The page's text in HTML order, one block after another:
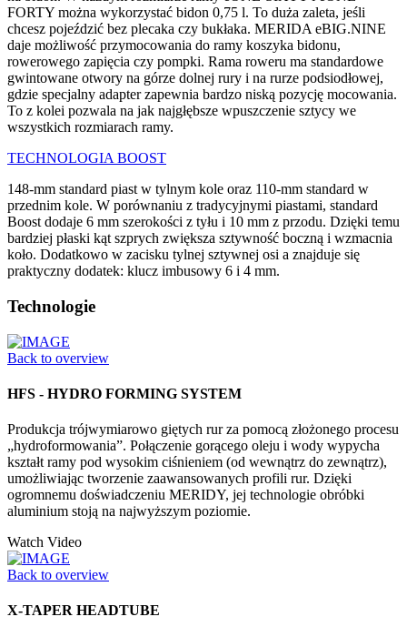
FORTY można wykorzystać bidon 0,75 l. To duża zaleta, jeśli
chcesz pojeździć bez plecaka czy bukłaka. MERIDA eBIG.NINE
daje możliwość przymocowania do ramy koszyka bidonu,
rowerowego zapięcia czy pompki. Rama roweru ma standardowe
gwintowane otwory na górze dolnej rury i na rurze podsiodłowej,
gdzie specjalny adapter zapewnia bardzo niską pozycję mocowania.
To z kolei pozwala na jak najgłębsze wpuszczenie sztycy we
wszystkich rozmiarach ramy.
TECHNOLOGIA BOOST
148-mm standard piast w tylnym kole oraz 110-mm standard w
przednim kole. W porównaniu z tradycyjnymi piastami, standard
Boost dodaje 6 mm szerokości z tyłu i 10 mm z przodu. Dzięki temu
bardziej płaski kąt szprych zwiększa sztywność boczną i wzmacnia
koło. Dodatkowo w zacisku tylnej sztywnej osi a znajduje się
praktyczny dodatek: klucz imbusowy 6 i 4 mm.
Technologie
Back to overview
HFS - HYDRO FORMING SYSTEM
Produkcja trójwymiarowo giętych rur za pomocą złożonego procesu
„hydroformowania”. Połączenie gorącego oleju i wody wypycha
kształt ramy pod wysokim ciśnieniem (od wewnątrz do zewnątrz),
umożliwiając tworzenie zaawansowanych profili rur. Dzięki
ogromnemu doświadczeniu MERIDY, jej technologie obróbki
aluminium stoją na najwyższym poziomie.
Watch Video
Back to overview
X-TAPER HEADTUBE